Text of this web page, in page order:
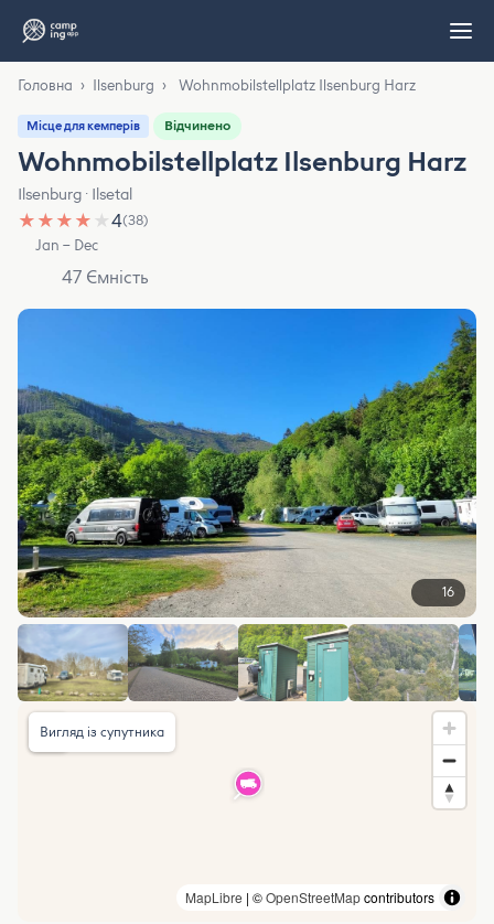
Головна › Ilsenburg › Wohnmobilstellplatz Ilsenburg Harz
Місце для кемперів Відчинено
Wohnmobilstellplatz Ilsenburg Harz
Ilsenburg · Ilsetal
★ ★ ★ ★ ★4(38)
Jan – Dec
47 Ємність
16
MapLibre | ©OpenStreetMapcontributors
Вигляд із супутника